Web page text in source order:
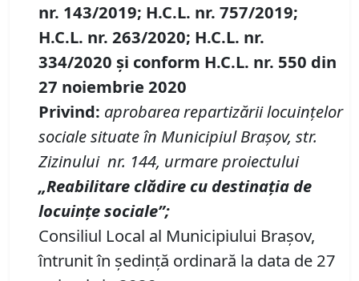
nr. 143/2019; H.C.L. nr. 757/2019;
H.C.L. nr. 263/2020; H.C.L. nr.
334/2020 şi conform H.C.L. nr. 550 din
27 noiembrie 2020
Privind: aprobarea repartizării locuinţelor
sociale situate în Municipiul Braşov, str.
Zizinului nr. 144, urmare proiectului
„Reabilitare clădire cu destinaţia de
locuinţe sociale”;
Consiliul Local al Municipiului Brașov,
întrunit în ședință ordinară la data de 27